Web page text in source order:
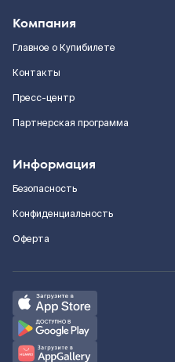
Компания
Главное о Купибилете
Контакты
Пресс-центр
Партнерская программа
Информация
Безопасность
Конфиденциальность
Оферта